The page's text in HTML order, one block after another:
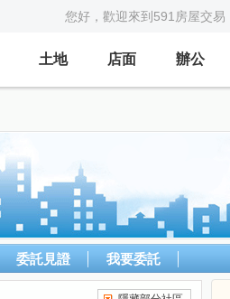
您好，歡迎來到591房屋交易
土地 店面 辦公
委託見證 我要委託